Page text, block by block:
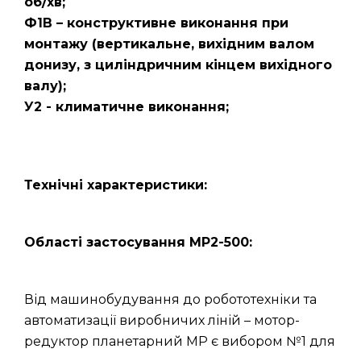
Ф1В – конструктивне виконання при
монтажу (вертикальне, вихідним валом
донизу, з циліндричним кінцем вихідного
валу);
У2 - климатичне виконання;
Технічні характеристики:
Області застосування МР2-500:
Від машинобудування до робототехніки та
автоматизації виробничих ліній – мотор-
редуктор планетарний МР є вибором №1 для